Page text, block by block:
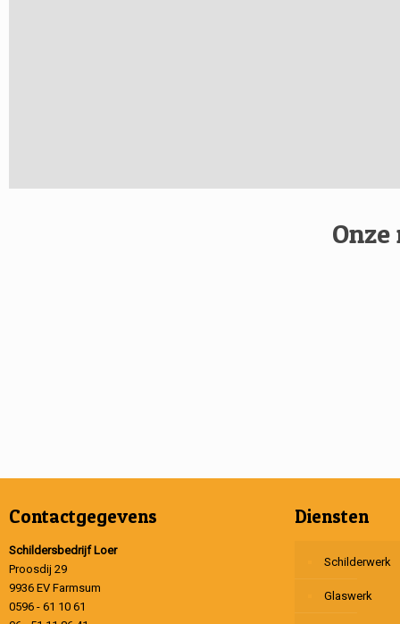
Contactgegevens
Schildersbedrijf Loer
Proosdij 29
9936 EV Farmsum
0596 - 61 10 61
Diensten
Schilderwerk
Glaswerk